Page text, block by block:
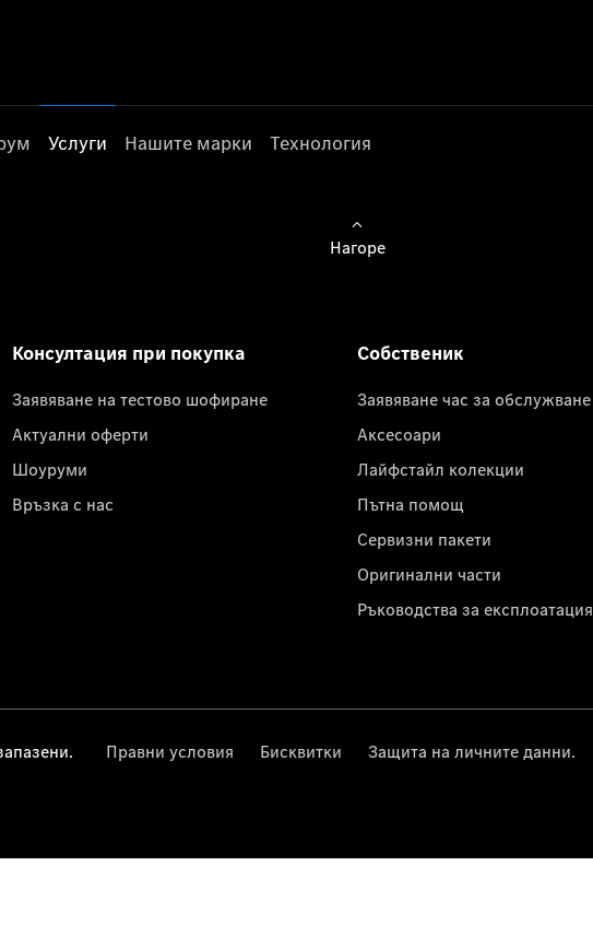
Услуги Нашите марки Технология
Нагоре
Консултация при покупка
Заявяване на тестово шофиране
Актуални оферти
Шоуруми
Връзка с нас
Собственик
Заявяване час за обслужване
Аксесоари
Лайфстайл колекции
Пътна помощ
Сервизни пакети
Оригинални части
Ръководства за експлоатация
Правни условия Бисквитки Защита на личните данни.